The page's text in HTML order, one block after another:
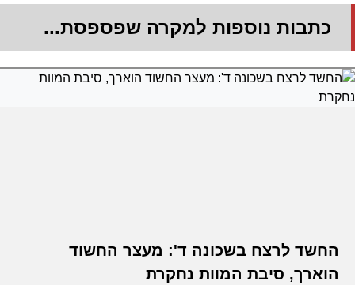
כתבות נוספות למקרה שפספסת...
החשד לרצח בשכונה ד': מעצר החשוד
הוארך, סיבת המוות נחקרת